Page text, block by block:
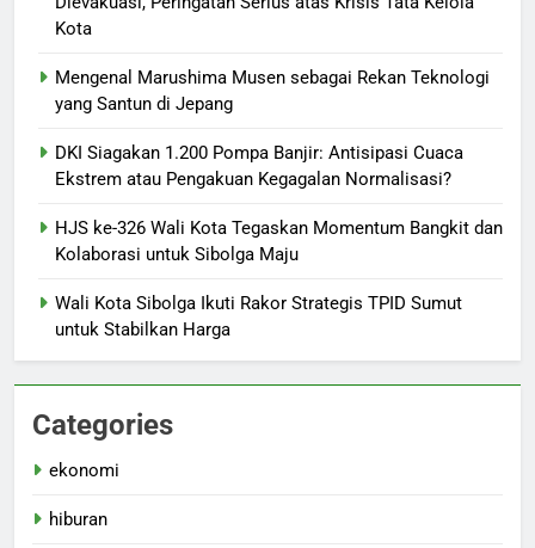
Kota
Mengenal Marushima Musen sebagai Rekan Teknologi
yang Santun di Jepang
DKI Siagakan 1.200 Pompa Banjir: Antisipasi Cuaca
Ekstrem atau Pengakuan Kegagalan Normalisasi?
HJS ke-326 Wali Kota Tegaskan Momentum Bangkit dan
Kolaborasi untuk Sibolga Maju
Wali Kota Sibolga Ikuti Rakor Strategis TPID Sumut
untuk Stabilkan Harga
Categories
ekonomi
hiburan